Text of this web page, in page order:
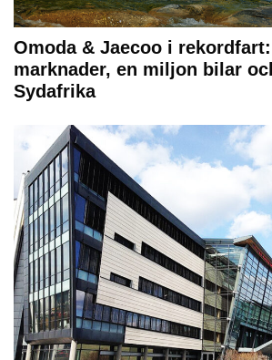
Omoda & Jaecoo i
marknader, en miljon bilar
Sydafrika